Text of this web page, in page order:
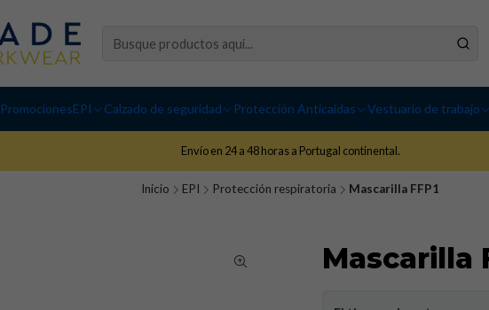
PromocionesEPI Calzado de seguridad Protección Anticaídas Vestuario de trabajo
Envío en 24 a 48 horas a Portugal continental.
Inicio EPI Protección respiratoria Mascarilla FFP1
Mascarilla